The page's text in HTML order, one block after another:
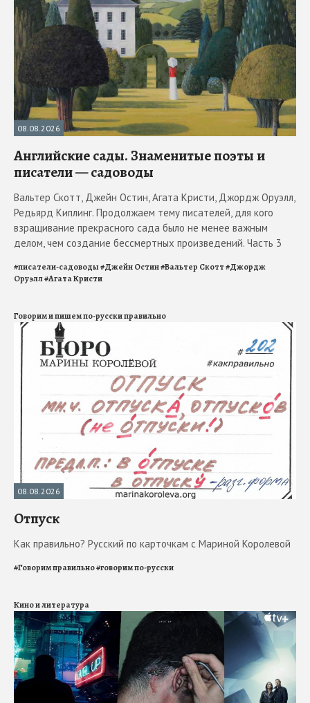
08.08.2026
Английские сады. Знаменитые поэты и
писатели — садоводы
Вальтер Скотт, Джейн Остин, Агата Кристи, Джордж Оруэлл,
Редьярд Киплинг. Продолжаем тему писателей, для кого
взращивание прекрасного сада было не менее важным
делом, чем создание бессмертных произведений. Часть 3
#писатели-садоводы#Джейн Остин#Вальтер Скотт#Джордж
Оруэлл#Агата Кристи
Говорим и пишем по-русски правильно
08.08.2026
Отпуск
Как правильно? Русский по карточкам с Мариной Королевой
#Говорим правильно#говорим по-русски
Кино и литература